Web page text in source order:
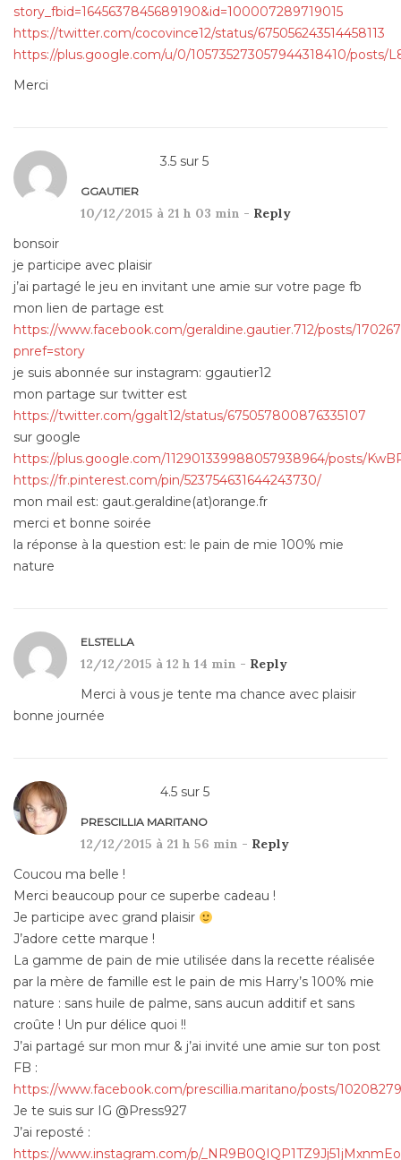
story_fbid=1645637845689190&id=100007289719015
https://twitter.com/cocovince12/status/675056243514458113
https://plus.google.com/u/0/105735273057944318410/posts/
Merci
3.5 sur 5
GGAUTIER
10/12/2015 à 21 h 03 min - Reply
bonsoir
je participe avec plaisir
j’ai partagé le jeu en invitant une amie sur votre page fb
mon lien de partage est
https://www.facebook.com/geraldine.gautier.712/posts/
pnref=story
je suis abonnée sur instagram: ggautier12
mon partage sur twitter est
https://twitter.com/ggalt12/status/675057800876335107
sur google
https://plus.google.com/112901339988057938964/posts/
https://fr.pinterest.com/pin/523754631644243730/
mon mail est: gaut.geraldine(at)orange.fr
merci et bonne soirée
la réponse à la question est: le pain de mie 100% mie
nature
ELSTELLA
12/12/2015 à 12 h 14 min - Reply
Merci à vous je tente ma chance avec plaisir
bonne journée
4.5 sur 5
PRESCILLIA MARITANO
12/12/2015 à 21 h 56 min - Reply
Coucou ma belle !
Merci beaucoup pour ce superbe cadeau !
Je participe avec grand plaisir
J’adore cette marque !
La gamme de pain de mie utilisée dans la recette réalisée
par la mère de famille est le pain de mis Harry’s 100% mie
nature : sans huile de palme, sans aucun additif et sans
croûte ! Un pur délice quoi !!
J’ai partagé sur mon mur & j’ai invité une amie sur ton post
FB :
https://www.facebook.com/prescillia.maritano/posts/
Je te suis sur IG @Press927
J’ai reposté :
https://www.instagram.com/p/